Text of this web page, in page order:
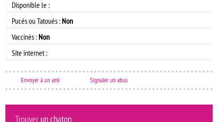
Disponible le :
Pucés ou Tatoués : Non
Vaccinés : Non
Site internet :
Envoyer à un ami Signaler un abus
Trouver un chaton